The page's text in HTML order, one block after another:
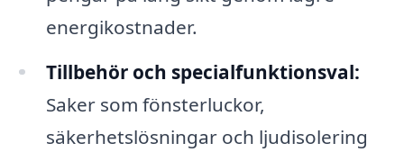
energikostnader.
Tillbehör och specialfunktionsval:
Saker som fönsterluckor,
säkerhetslösningar och ljudisolering